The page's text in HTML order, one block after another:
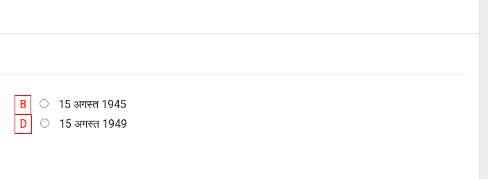
B
15 अगस्त 1945
D 15 अगस्त 1949